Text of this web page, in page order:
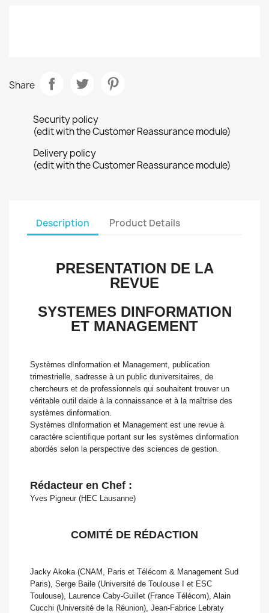
Share
Security policy
(edit with the Customer Reassurance module)
Delivery policy
(edit with the Customer Reassurance module)
Description Product Details
PRESENTATION DE LA
REVUE
SYSTEMES DINFORMATION
ET MANAGEMENT
Systèmes dInformation et Management, publication
trimestrielle, sadresse à un public duniversitaires, de
chercheurs et de professionnels qui souhaitent trouver un
véritable outil daide à la connaissance et à la maîtrise des
systèmes dinformation.
Systèmes dInformation et Management est une revue à
caractère scientifique portant sur les systèmes dinformation
abordés selon la perspective des sciences de gestion.
Rédacteur en Chef :
Yves Pigneur (HEC Lausanne)
COMITÉ DE RÉDACTION
Jacky Akoka (CNAM, Paris et Télécom & Management Sud
Paris), Serge Baile (Université de Toulouse I et ESC
Toulouse), Laurence Caby-Guillet (France Télécom), Alain
Cucchi (Université de la Réunion), Jean-Fabrice Lebraty